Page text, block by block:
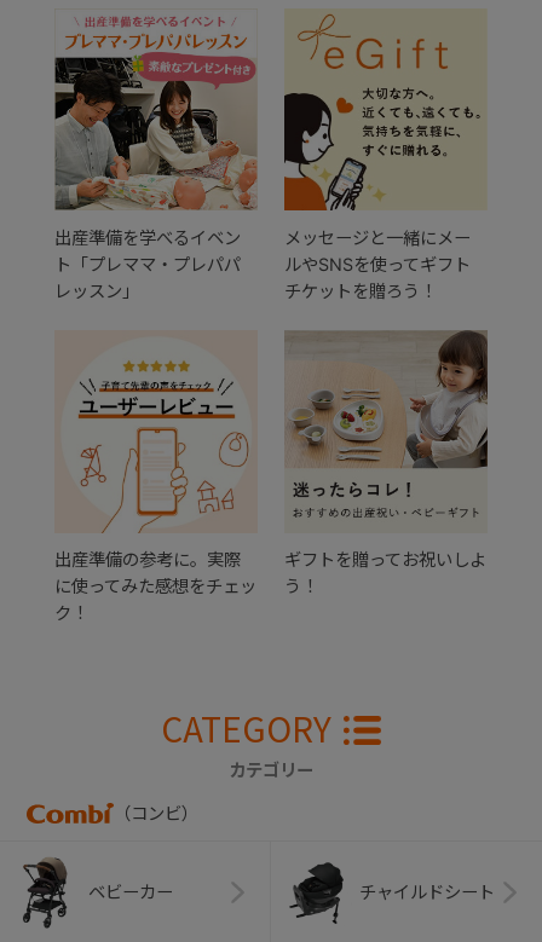
出産準備を学べるイベン
ト「プレママ・プレパパ
レッスン」
メッセージと一緒にメー
ルやSNSを使ってギフト
チケットを贈ろう！
出産準備の参考に。実際
に使ってみた感想をチェッ
ク！
ギフトを贈ってお祝いしよ
う！
CATEGORY
カテゴリー
（コンビ）
ベビーカー チャイルドシート